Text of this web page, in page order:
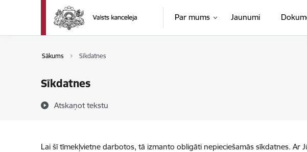
Pāriet uz lapas saturu
Par mums Jaunumi
Sākums Sīkdatnes
Sīkdatnes
Atskaņot tekstu
Lai šī tīmekļvietne darbotos, tā izmanto obligāti nepieciešamās sīkdatnes.